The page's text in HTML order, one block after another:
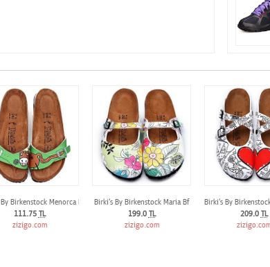
By Birkenstock Menorca Bayan Sandalet
111.75 TL
zizigo.com
Birki‘s By Birkenstock Maria Bf
199.0 TL
zizigo.com
Birki‘s By
209.0 TL